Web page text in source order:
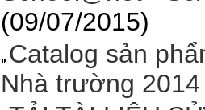
(09/07/2015)
Catalog sản
Nhà trường 2014